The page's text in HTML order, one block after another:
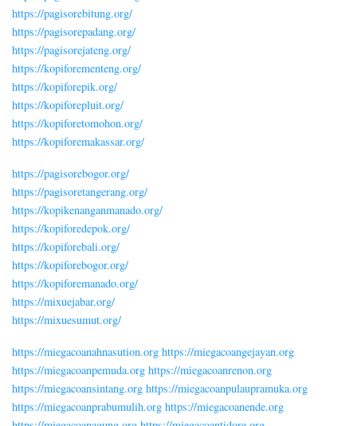
https://pagisorebitung.org/
https://pagisorepadang.org/
https://pagisorejateng.org/
https://kopiforementeng.org/
https://kopiforepik.org/
https://kopiforepluit.org/
https://kopiforetomohon.org/
https://kopiforemakassar.org/
https://pagisorebogor.org/
https://pagisoretangerang.org/
https://kopikenanganmanado.org/
https://kopiforedepok.org/
https://kopiforebali.org/
https://kopiforebogor.org/
https://kopiforemanado.org/
https://mixuejabar.org/
https://mixuesumut.org/
https://miegacoanahnasution.org https://miegacoangejayan.org
https://miegacoanpemuda.org https://miegacoanrenon.org
https://miegacoansintang.org https://miegacoanpulaupramuka.org
https://miegacoanprabumulih.org https://miegacoanende.org